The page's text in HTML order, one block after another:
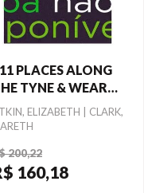
PLACES ALONG
TYNE & WEAR
THAT YOU
T MISS
ELIZABETH | CLARK,
200,22
160,18